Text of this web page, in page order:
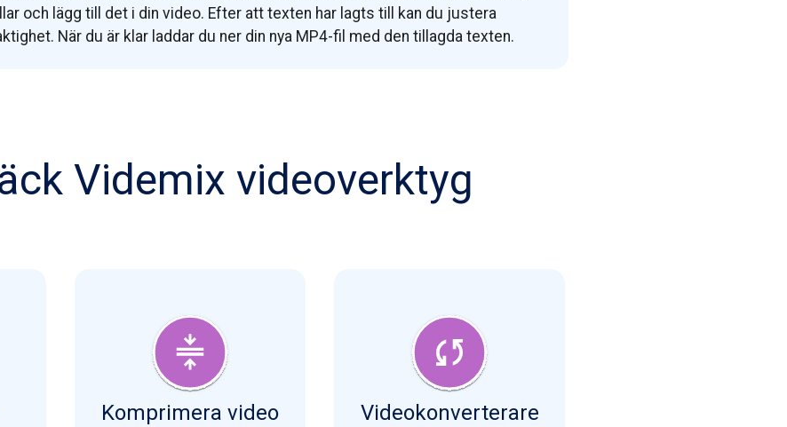
och lägg till det i din video. Efter att texten har lagts till kan du justera
När du är klar laddar du ner din nya MP4-fil med den tillagda texten.
Videmix videoverktyg
Komprimera video Videokonverterare